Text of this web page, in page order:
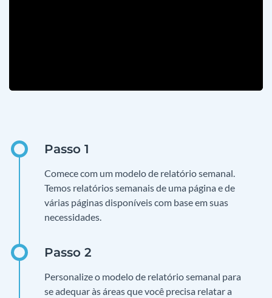
Comece com um modelo de relatório semanal.
Temos relatórios semanais de uma página e de
várias páginas disponíveis com base em suas
necessidades.
Personalize o modelo de relatório semanal para
se adequar às áreas que você precisa relatar a